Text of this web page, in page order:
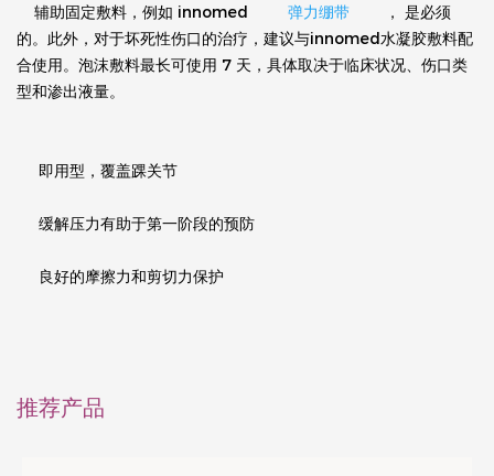
    辅助固定敷料，例如 innomed
     弹力绷带
    ， 是必须
的。此外，对于坏死性伤口的治疗，建议与innomed水凝胶敷料配
合使用。泡沫敷料最长可使用 7 天，具体取决于临床状况、伤口类
型和渗出液量。
     即用型，覆盖踝关节
     缓解压力有助于第一阶段的预防
     良好的摩擦力和剪切力保护
推荐产品